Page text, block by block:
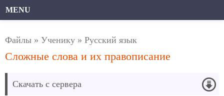
MENU
Файлы » Ученику » Русский язык
Сложные слова и их правописание
Скачать с сервера